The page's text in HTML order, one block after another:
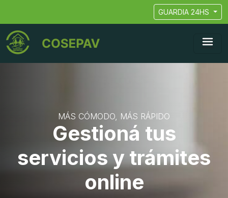
GUARDIA 24HS
MÁS CÓMODO, MÁS RÁPIDO
Gestioná tus
servicios y trámites
online